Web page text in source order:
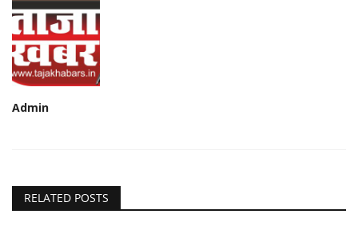
Admin
RELATED POSTS